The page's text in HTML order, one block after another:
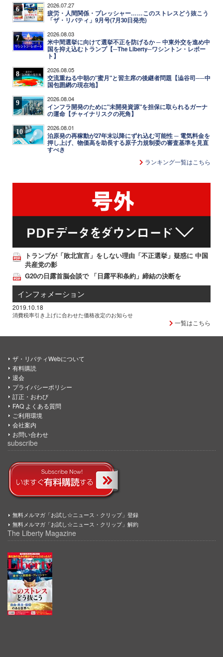
6 2026.07.27
疲労・人間関係・プレッシャー……このストレスどう抜こう
「ザ・リバティ」9月号(7月30日発売)
7 2026.08.03
米中間選挙に向けて選挙不正を防げるか ─ 中東外交を進め中
国を抑え込むトランプ【─The Liberty─ワシントン・レポー
ト】
8 2026.08.05
交流重ねる中朝の"蜜月"と習主席の後継者問題【澁谷司──中
国包囲網の現在地】
9 2026.08.04
インフラ開発のために"未開発資源"を担保に取られるガーナ
の運命【チャイナリスクの死角】
10 2026.08.01
泊原発の再稼動が27年末以降にずれ込む可能性 ─ 電気料金を
押し上げ、物価高を助長する原子力規制委の審査基準を見直
すべき
ランキング一覧はこちら
トランプが「敗北宣言」をしない理由「不正選挙」疑惑に 中国
共産党の影
G20の日露首脳会談で 「日露平和条約」締結の決断を
インフォメーション
2019.10.18
消費税率引き上げに合わせた価格改定のお知らせ
一覧はこちら
ザ・リバティWebについて
有料購読
退会
プライバシーポリシー
訂正・おわび
FAQ よくある質問
ご利用環境
会社案内
お問い合わせ
subscribe
無料メルマガ「お試し☆ニュース・クリップ」登録
無料メルマガ「お試し☆ニュース・クリップ」解約
The Liberty Magazine